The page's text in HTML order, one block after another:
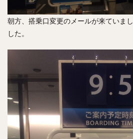
朝方、搭乗口変更のメールが来ていま
した。